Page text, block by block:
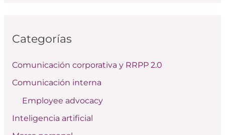
a
p
o
:
Categorías
Comunicación corporativa y RRPP 2.0
Comunicación interna
Employee advocacy
Inteligencia artificial